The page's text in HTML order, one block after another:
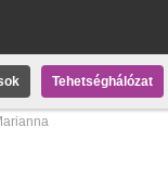
Tehetséghálózat